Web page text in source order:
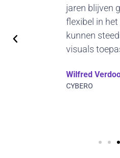
jaren blijven
flexibel in
kunnen
visuals
Wilfred
CYBERO